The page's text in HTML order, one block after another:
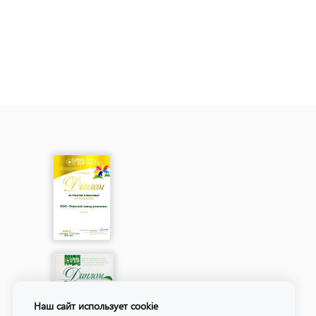
Наш сайт использует cookie